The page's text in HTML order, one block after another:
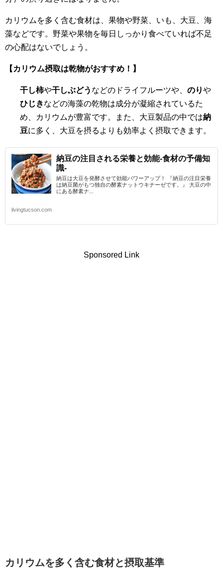
カリウムを多く含む食材は、果物や野菜、いも、大豆、海
藻などです。野菜や果物を毎日しっかり食べていれば不足
の心配はないでしょう。
【カリウム摂取は乾物がおすすめ！】
干し柿や干しぶどう などのドライフルーツや、 のりや
ひじきなどの海藻の乾物は成分が凝縮されているた
め、カリウムが豊富です。また、大豆製品の中では納
豆に多く、大豆を摂るよりも効率よく摂取できます。
納豆の注目される栄養と効能-食材の予備知
識-
納豆は大豆を発酵させて効能パワーアップ！ 『納豆の注目栄養
は納豆菌がもつ独自の酵素ナットウキナーゼです。』 大豆の中
にある酵素ナ...
livingtucson.com
Sponsored Link
カリウムを多く含む食材と摂取基準